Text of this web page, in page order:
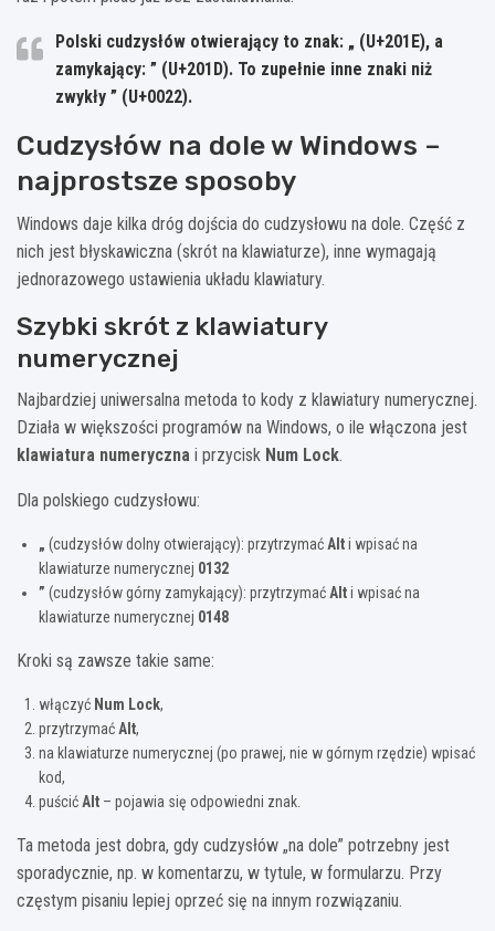
Polski cudzysłów otwierający to znak: „ (U+201E), a
zamykający: ” (U+201D). To zupełnie inne znaki niż
zwykły ” (U+0022).
Cudzysłów na dole w Windows –
najprostsze sposoby
Windows daje kilka dróg dojścia do cudzysłowu na dole. Część z
nich jest błyskawiczna (skrót na klawiaturze), inne wymagają
jednorazowego ustawienia układu klawiatury.
Szybki skrót z klawiatury
numerycznej
Najbardziej uniwersalna metoda to kody z klawiatury numerycznej.
Działa w większości programów na Windows, o ile włączona jest
klawiatura numeryczna i przycisk Num Lock.
Dla polskiego cudzysłowu:
„ (cudzysłów dolny otwierający): przytrzymać Alti wpisać na
klawiaturze numerycznej 0132
” (cudzysłów górny zamykający): przytrzymać Alti wpisać na
klawiaturze numerycznej 0148
Kroki są zawsze takie same:
włączyć Num Lock,
przytrzymać Alt,
na klawiaturze numerycznej (po prawej, nie w górnym rzędzie) wpisać
kod,
puścić Alt – pojawia się odpowiedni znak.
Ta metoda jest dobra, gdy cudzysłów „na dole” potrzebny jest
sporadycznie, np. w komentarzu, w tytule, w formularzu. Przy
częstym pisaniu lepiej oprzeć się na innym rozwiązaniu.